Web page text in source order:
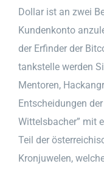
Dollar ist an zwei
Kundenkonto
der Erfinder der
tankstelle werden
Mentoren,
Entscheidungen
Wittelsbacher” mit
Teil der
Kronjuwelen,